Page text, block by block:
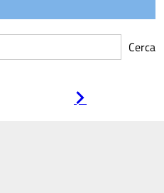
Cerca